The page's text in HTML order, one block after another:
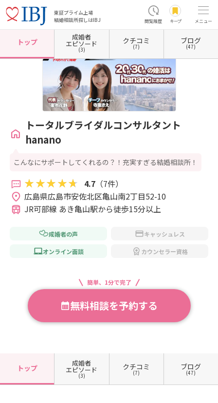
東証プライム上場
結婚相談所探しはIBJ
閲覧履歴 キープ メニュー
ホーム 広島県の結婚相談所 広島県広島市 広島県広島市安佐北区 トータルブライ
トップ
成婚者
エピソード
(3)
クチコミ
(7)
ブログ
(47)
トータルブライダルコンサルタント
hanano
こんなにサポートしてくれるの？！充実すぎる結婚相談所！
4.7（7件）
JR可部線 あき亀山駅から徒歩15分以上
成婚者の声 キャッシュレス
オンライン面談 カウンセラー資格
簡単、1分で完了
無料相談を予約する
トップ
成婚者
エピソード
(3)
クチコミ
(7)
ブログ
(47)